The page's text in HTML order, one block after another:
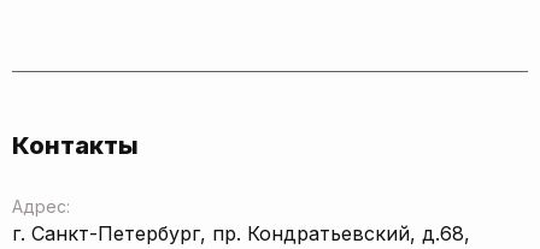
Контакты
Адрес:
г. Санкт-Петербург, пр. Кондратьевский, д.68,